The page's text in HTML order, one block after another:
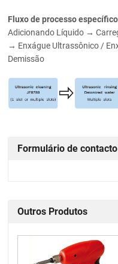
Fluxo de processo específico
Adicionando Líquido →
→ Enxágue Ultrassônico /
Demissão
Formulário de contacto
Outros Produtos